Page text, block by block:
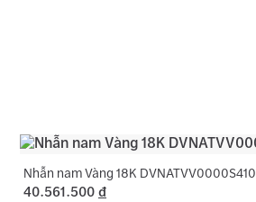
Nhẫn nam Vàng 18K DVNATVV0000S410
40.561.500 đ